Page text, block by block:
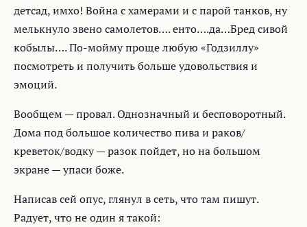
детсад, имхо! Война с хамерами и с парой танков, ну
мелькнуло звено самолетов…. енто….да…Бред сивой
кобылы…. По-мойму проще любую «Годзиллу»
посмотреть и получить больше удовольствия и
эмоций.
Вообщем — провал. Однозначный и бесповоротный.
Дома под большое количество пива и раков/
креветок/водку — разок пойдет, но на большом
экране — упаси боже.
Написав сей опус, глянул в сеть, что там пишут.
Радует, что не один я такой: